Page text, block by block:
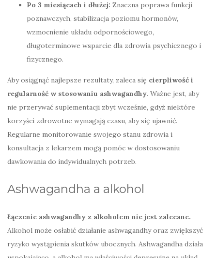
Po 3 miesiącach i dłużej: Znaczna poprawa funkcji
poznawczych, stabilizacja poziomu hormonów,
wzmocnienie układu odpornościowego,
długoterminowe wsparcie dla zdrowia psychicznego i
fizycznego.
Aby osiągnąć najlepsze rezultaty, zaleca się cierpliwość i
regularność w stosowaniu ashwagandhy. Ważne jest, aby
nie przerywać suplementacji zbyt wcześnie, gdyż niektóre
korzyści zdrowotne wymagają czasu, aby się ujawnić.
Regularne monitorowanie swojego stanu zdrowia i
konsultacja z lekarzem mogą pomóc w dostosowaniu
dawkowania do indywidualnych potrzeb.
Ashwagandha a alkohol
Łączenie ashwagandhy z alkoholem nie jest zalecane.
Alkohol może osłabić działanie ashwagandhy oraz zwiększyć
ryzyko wystąpienia skutków ubocznych. Ashwagandha działa